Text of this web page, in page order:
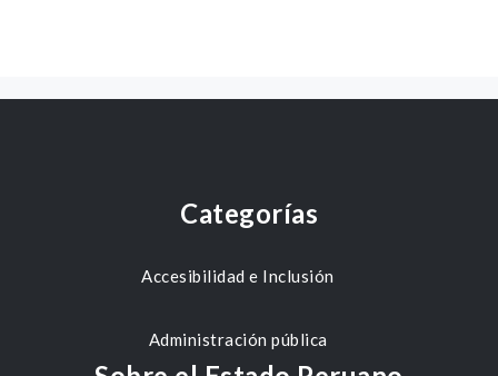
Categorías
Accesibilidad e Inclusión
Administración pública